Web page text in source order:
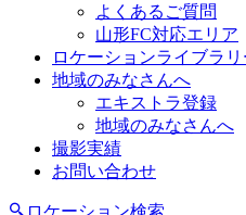
よくあるご質問
山形FC対応エリア
ロケーションライブラリ
地域のみなさんへ
エキストラ登録
地域のみなさんへ
撮影実績
お問い合わせ
ロケーション検索